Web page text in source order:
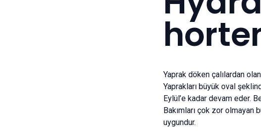
Yaprak döken çalılardan
Yaprakları büyük oval
Eylül’e kadar devam eder.
Bakımları çok zor
uygundur.